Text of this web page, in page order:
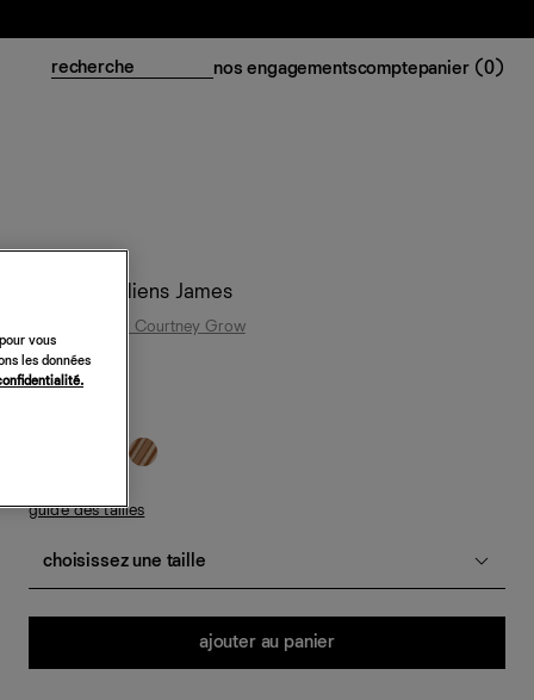
nos engagementscomptepanier (0)
Pantalon à liens James
Reformation x Courtney Grow
248 €
guide des tailles
choisissez une taille
ajouter au panier
vous
les données